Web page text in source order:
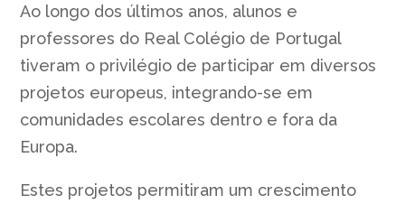
Ao longo dos últimos anos, alunos e
professores do Real Colégio de Portugal
tiveram o privilégio de participar em diversos
projetos europeus, integrando-se em
comunidades escolares dentro e fora da
Europa.
Estes projetos permitiram um crescimento